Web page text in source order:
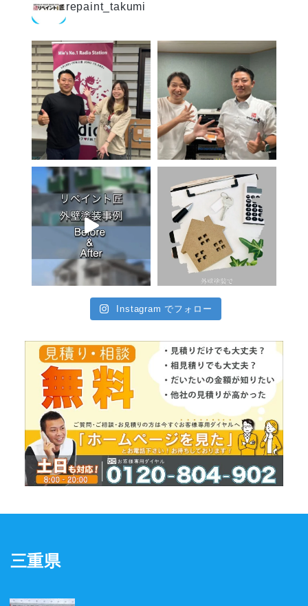
repaint_takumi
Instagram でフォロー
三重県